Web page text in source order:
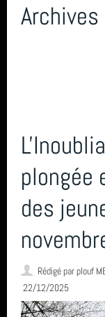
plongée
des
Rédigé parplouf
22/12/2025